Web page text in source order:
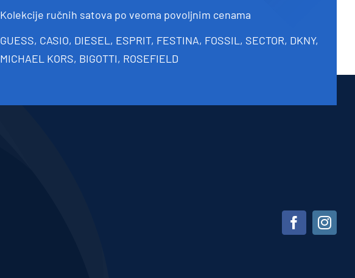
Kolekcije ručnih satova po veoma povoljnim cenama
GUESS, CASIO, DIESEL, ESPRIT, FESTINA, FOSSIL, SECTOR, DKNY,
MICHAEL KORS, BIGOTTI, ROSEFIELD